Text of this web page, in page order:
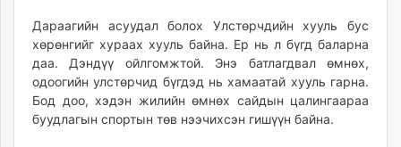
Дараагийн асуудал болох Улстөрчдийн хууль бус
хөрөнгийг хураах хууль байна. Ер нь л бүгд баларна
даа. Дэндүү ойлгомжтой. Энэ батлагдвал өмнөх,
одоогийн улстөрчид бүгдэд нь хамаатай хууль гарна.
Бод доо, хэдэн жилийн өмнөх сайдын цалингаараа
буудлагын спортын төв нээчихсэн гишүүн байна.